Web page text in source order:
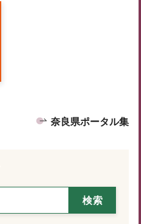
奈良県ポータル集